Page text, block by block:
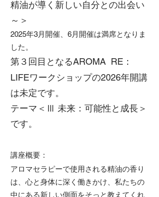
精油が導く新しい自分との出会い
～＞
2025年3月開催、6月開催は満席となりま
した。
第３回目となるAROMA RE：
LIFEワークショップの2026年開講
は未定です。
テーマ＜Ⅲ 未来：可能性と成長＞
です。
講座概要：
アロマセラピーで使用される精油の香り
は、心と身体に深く働きかけ、私たちの
中にある新しい側面をそっと教えてくれ